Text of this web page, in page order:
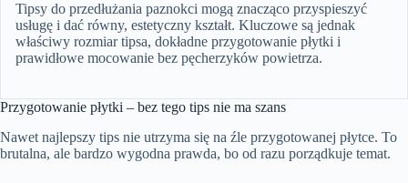
Tipsy do przedłużania paznokci mogą znacząco przyspieszyć
usługę i dać równy, estetyczny kształt. Kluczowe są jednak
właściwy rozmiar tipsa, dokładne przygotowanie płytki i
prawidłowe mocowanie bez pęcherzyków powietrza.
Przygotowanie płytki – bez tego tips nie ma szans
Nawet najlepszy tips nie utrzyma się na źle przygotowanej płytce. To
brutalna, ale bardzo wygodna prawda, bo od razu porządkuje temat.